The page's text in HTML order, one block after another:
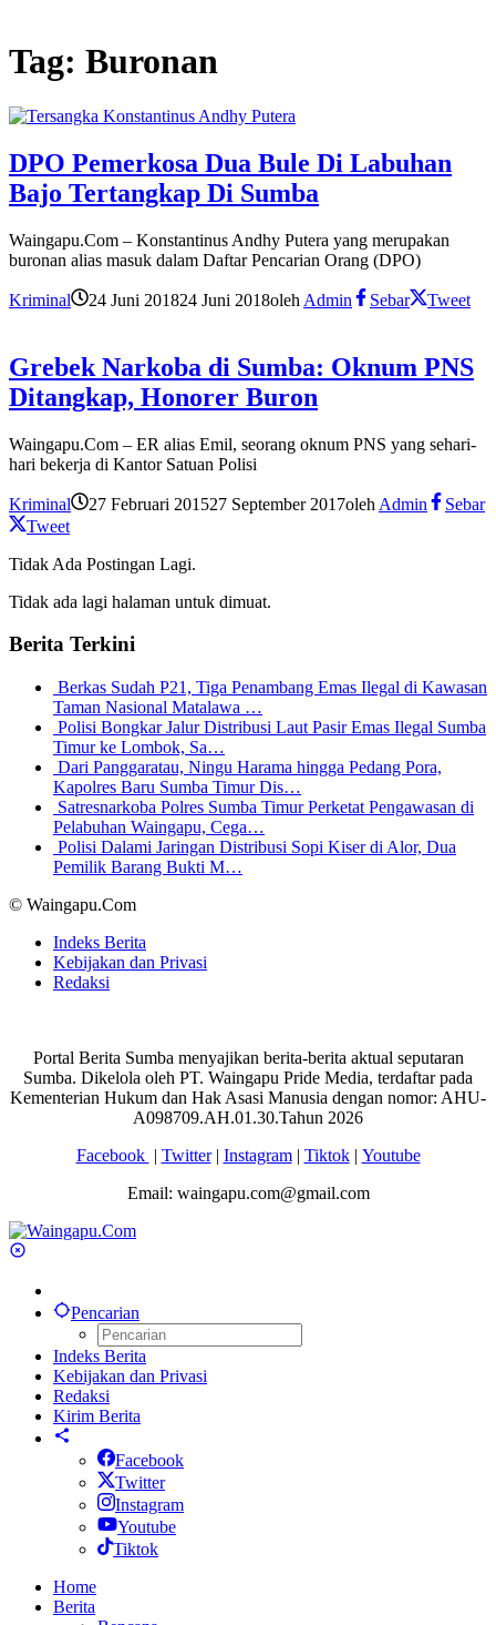
Tag: Buronan
DPO Pemerkosa Dua Bule Di Labuhan
Bajo Tertangkap Di Sumba
Waingapu.Com – Konstantinus Andhy Putera yang merupakan
buronan alias masuk dalam Daftar Pencarian Orang (DPO)
Kriminal 24 Juni 201824 Juni 2018oleh Admin Sebar Tweet
Grebek Narkoba di Sumba: Oknum PNS
Ditangkap, Honorer Buron
Waingapu.Com – ER alias Emil, seorang oknum PNS yang sehari-
hari bekerja di Kantor Satuan Polisi
Kriminal 27 Februari 201527 September 2017oleh Admin
Sebar
Tweet
Tidak Ada Postingan Lagi.
Tidak ada lagi halaman untuk dimuat.
Berita Terkini
Berkas Sudah P21, Tiga Penambang Emas Ilegal di Kawasan
Taman Nasional Matalawa …
Polisi Bongkar Jalur Distribusi Laut Pasir Emas Ilegal Sumba
Timur ke Lombok, Sa…
Dari Panggaratau, Ningu Harama hingga Pedang Pora,
Kapolres Baru Sumba Timur Dis…
Satresnarkoba Polres Sumba Timur Perketat Pengawasan di
Pelabuhan Waingapu, Cega…
Polisi Dalami Jaringan Distribusi Sopi Kiser di Alor, Dua
Pemilik Barang Bukti M…
© Waingapu.Com
Indeks Berita
Kebijakan dan Privasi
Redaksi
Portal Berita Sumba menyajikan berita-berita aktual seputaran
Sumba. Dikelola oleh PT. Waingapu Pride Media, terdaftar pada
Kementerian Hukum dan Hak Asasi Manusia dengan nomor: AHU-
A098709.AH.01.30.Tahun 2026
Facebook | Twitter| Instagram| Tiktok| Youtube
Email: waingapu.com@gmail.com
Pencarian
Indeks Berita
Kebijakan dan Privasi
Redaksi
Kirim Berita
Facebook
Twitter
Instagram
Youtube
Tiktok
Home
Berita